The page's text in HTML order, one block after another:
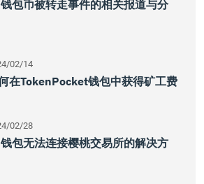
包币被转走事件的相关报道与分
02/14
在TokenPocket钱包中获得矿工费
02/28
包无法连接樱桃交易所的解决方